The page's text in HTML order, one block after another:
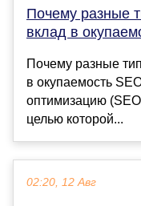
Почему разные
вклад в
Почему разные
в окупаемость
оптимизацию
целью которой...
02:20, 12 Авг